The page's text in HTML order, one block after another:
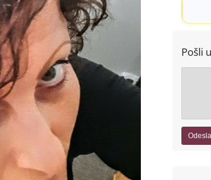
Pošli